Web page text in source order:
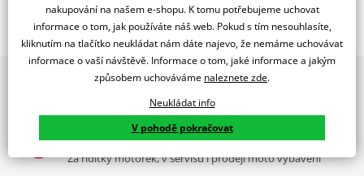
Popis a parametry
Jsme autorizovaný
dealer značky EK + SUPERSPROX
Řetězová sada - Řetěz EK, řada SRX2, těsněný QX-kroužkem.
Ocelové kolečko a rozeta SUPERSPROX.
525 SRX2
tím, že má jako jediný na trhu ZST (samozřejmě kromě typu MVXZ).
2x multibrand showroom
9 značek motocyklů, servis, oblečení, doplňky i náhradní
díly, to vše v Praze a Liberci
Více než 30 let zkušeností
Za řídítky motorek, v servisu i prodeji moto vybavení
nakupování na našem e-shopu. K tomu potřebujeme uchovat
informace o tom, jak používáte náš web. Pokud s tím nesouhlasíte,
kliknutím na tlačítko neukládat nám dáte najevo, že nemáme uchovávat
informace o vaší návštěvě. Informace o tom, jaké informace a jakým
způsobem uchováváme naleznete zde.
Neukládat info
V pohodě pokračovat